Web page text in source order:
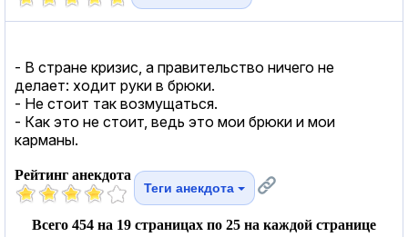
- В стране кризис, а правительство ничего не
делает: ходит руки в брюки.
- Не стоит так возмущаться.
- Как это не стоит, ведь это мои брюки и мои
карманы.
Рейтинг анекдота
Теги анекдота
Всего 454 на 19 страницах по 25 на каждой странице